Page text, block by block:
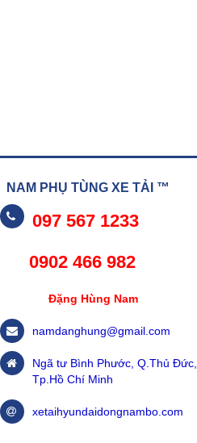
NAM PHỤ TÙNG XE TẢI ™
097 567 1233
0902 466 982
Đặng Hùng Nam
namdanghung@gmail.com
Ngã tư Bình Phước, Q.Thủ Đức,
Tp.Hồ Chí Minh
xetaihyundaidongnambo.com